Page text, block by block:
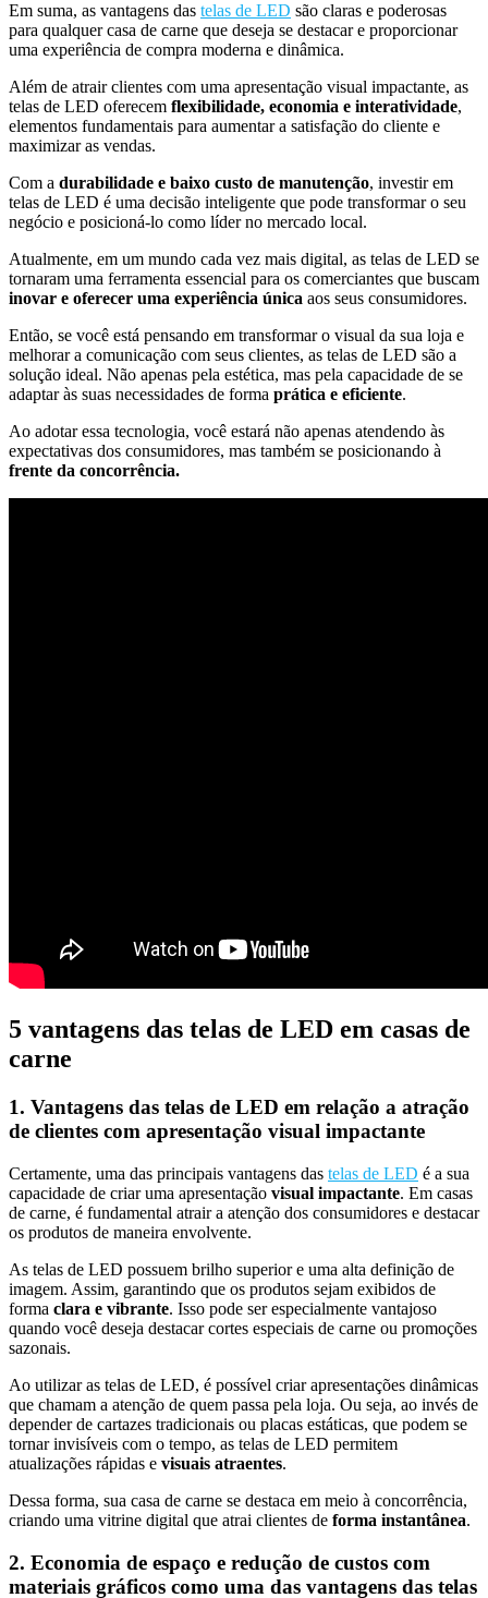
Em suma, as vantagens das telas de LED são claras e poderosas
para qualquer casa de carne que deseja se destacar e proporcionar
uma experiência de compra moderna e dinâmica.
Além de atrair clientes com uma apresentação visual impactante, as
telas de LED oferecem flexibilidade, economia e interatividade,
elementos fundamentais para aumentar a satisfação do cliente e
maximizar as vendas.
Com a durabilidade e baixo custo de manutenção, investir em
telas de LED é uma decisão inteligente que pode transformar o seu
negócio e posicioná-lo como líder no mercado local.
Atualmente, em um mundo cada vez mais digital, as telas de LED se
tornaram uma ferramenta essencial para os comerciantes que buscam
inovar e oferecer uma experiência única aos seus consumidores.
Então, se você está pensando em transformar o visual da sua loja e
melhorar a comunicação com seus clientes, as telas de LED são a
solução ideal. Não apenas pela estética, mas pela capacidade de se
adaptar às suas necessidades de forma prática e eficiente.
Ao adotar essa tecnologia, você estará não apenas atendendo às
expectativas dos consumidores, mas também se posicionando à
frente da concorrência.
5 vantagens das telas de LED em casas de
carne
1. Vantagens das telas de LED em relação a atração
de clientes com apresentação visual impactante
Certamente, uma das principais vantagens das telas de LED é a sua
capacidade de criar uma apresentação visual impactante. Em casas
de carne, é fundamental atrair a atenção dos consumidores e destacar
os produtos de maneira envolvente.
As telas de LED possuem brilho superior e uma alta definição de
imagem. Assim, garantindo que os produtos sejam exibidos de
forma clara e vibrante. Isso pode ser especialmente vantajoso
quando você deseja destacar cortes especiais de carne ou promoções
sazonais.
Ao utilizar as telas de LED, é possível criar apresentações dinâmicas
que chamam a atenção de quem passa pela loja. Ou seja, ao invés de
depender de cartazes tradicionais ou placas estáticas, que podem se
tornar invisíveis com o tempo, as telas de LED permitem
atualizações rápidas e visuais atraentes.
Dessa forma, sua casa de carne se destaca em meio à concorrência,
criando uma vitrine digital que atrai clientes de forma instantânea.
2. Economia de espaço e redução de custos com
materiais gráficos como uma das vantagens das telas